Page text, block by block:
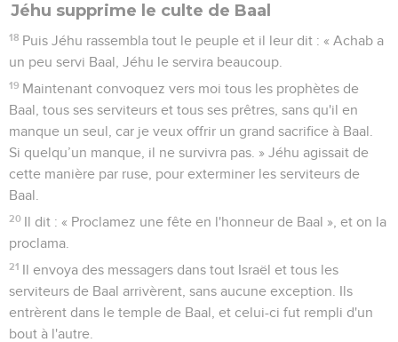
Jéhu supprime le culte de Baal
18 Puis Jéhu rassembla tout le peuple et il leur dit : « Achab a
un peu servi Baal, Jéhu le servira beaucoup.
19 Maintenant convoquez vers moi tous les prophètes de
Baal, tous ses serviteurs et tous ses prêtres, sans qu'il en
manque un seul, car je veux offrir un grand sacrifice à Baal.
Si quelqu’un manque, il ne survivra pas. » Jéhu agissait de
cette manière par ruse, pour exterminer les serviteurs de
Baal.
20 Il dit : « Proclamez une fête en l'honneur de Baal », et on la
proclama.
21 Il envoya des messagers dans tout Israël et tous les
serviteurs de Baal arrivèrent, sans aucune exception. Ils
entrèrent dans le temple de Baal, et celui-ci fut rempli d'un
bout à l'autre.